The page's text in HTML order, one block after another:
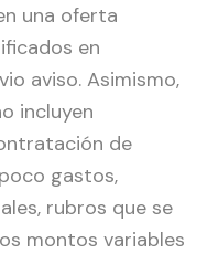
una oferta
en
aviso. Asimismo,
incluyen
de
gastos,
rubros que se
montos variables